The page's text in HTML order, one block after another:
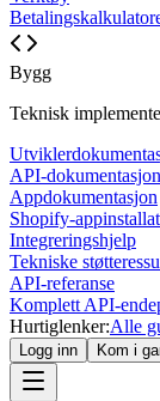
Bygg
Teknisk
API-
Appdokumentasjon
Shopify-
Integreringshjelp
Tekniske
API-referanse
Komplett API-
Hurtiglenker:Alle
Logg inn Kom i